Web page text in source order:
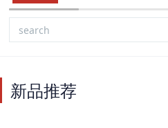
新品推荐